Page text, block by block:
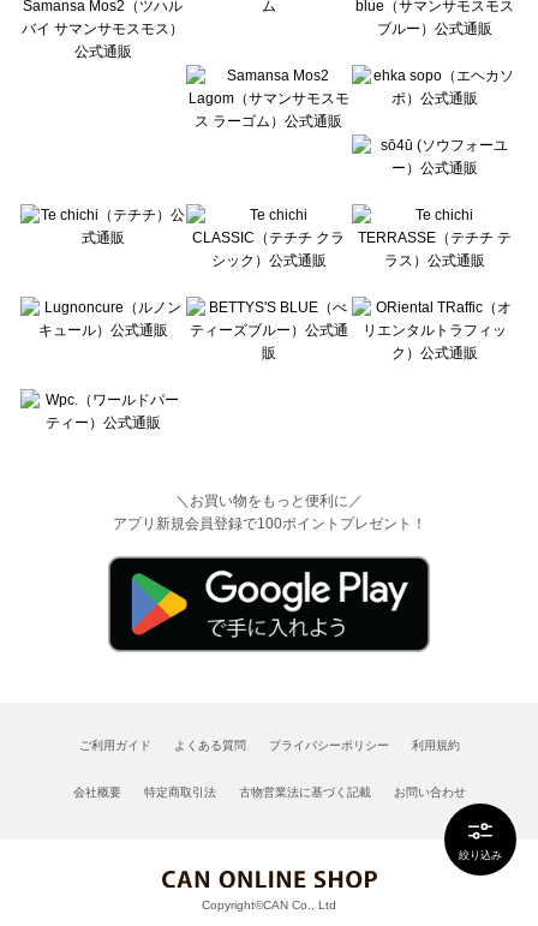
絞り込み
BETTY'S BLUE（べティーズブルー）のカーディガン一覧
Wpc.（ワールドパーティー）のカーディガン一覧
＼お買い物をもっと便利に／
アプリ新規会員登録で100ポイントプレゼント！
ご利用ガイド よくある質問 プライバシーポリシー 利用規約
会社概要 特定商取引法 古物営業法に基づく記載 お問い合わせ
Copyright©CAN Co., Ltd